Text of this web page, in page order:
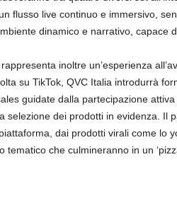
flusso live continuo e immersivo,
dinamico e narrativo, capace
inoltre un’esperienza
su TikTok, QVC Italia introdurrà
guidate dalla partecipazione
selezione dei prodotti in evidenza. Il
dai prodotti virali come lo
tematico che culmineranno in un